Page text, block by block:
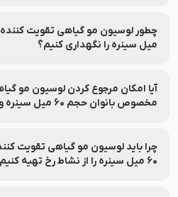
نشاط رخ ارائه می‌شود.
میل سینره را نگهداری کنیم؟
درج شده است؛ پیش از استفاده آن را
آیا امکان مرجوع کردن لوسیون مو
مخصوص بانوان حجم 60 میل سینره وجود دارد؟
امکان مرجوعی وجود دارد.
چرا باید لوسیون مو گیاهی تقویت
60 میل سینره را از نشاط رخ تهیه کنیم؟